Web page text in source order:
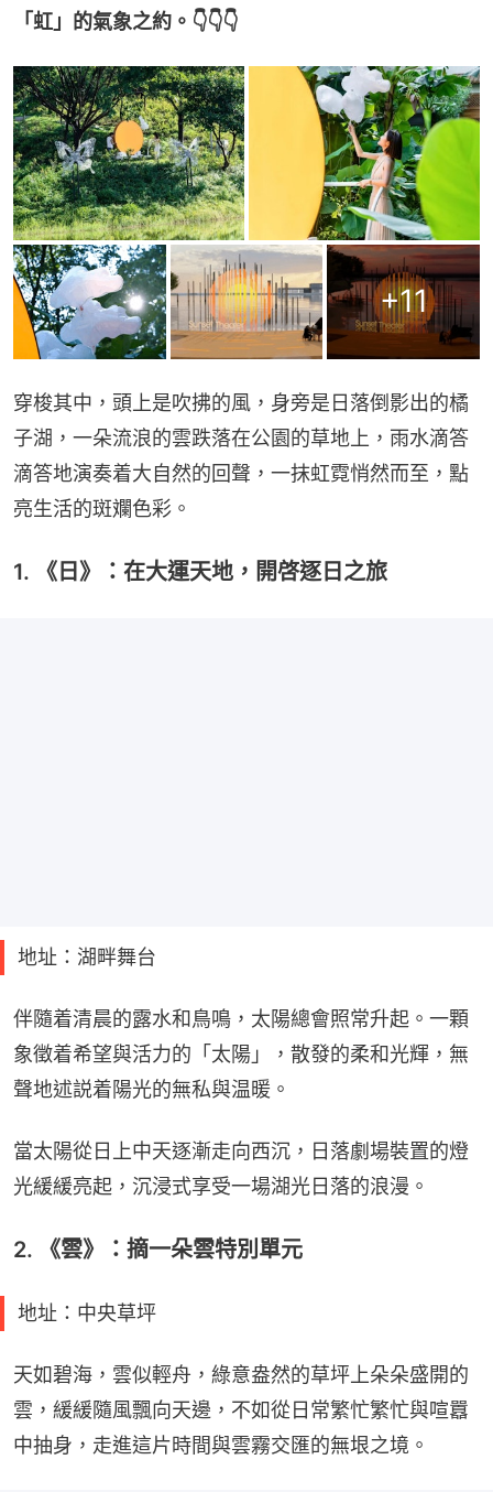
「虹」的氣象之約。👇👇👇
+11
穿梭其中，頭上是吹拂的風，身旁是日落倒影出的橘
子湖，一朵流浪的雲跌落在公園的草地上，雨水滴答
滴答地演奏着大自然的回聲，一抹虹霓悄然而至，點
亮生活的斑斕色彩。
1. 《日》：在大運天地，開啓逐日之旅
地址：湖畔舞台
伴隨着清晨的露水和鳥鳴，太陽總會照常升起。一顆
象徵着希望與活力的「太陽」，散發的柔和光輝，無
聲地述説着陽光的無私與温暖。
當太陽從日上中天逐漸走向西沉，日落劇場裝置的燈
光緩緩亮起，沉浸式享受一場湖光日落的浪漫。
2. 《雲》：摘一朵雲特別單元
地址：中央草坪
天如碧海，雲似輕舟，綠意盎然的草坪上朵朵盛開的
雲，緩緩隨風飄向天邊，不如從日常繁忙繁忙與喧囂
中抽身，走進這片時間與雲霧交匯的無垠之境。